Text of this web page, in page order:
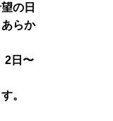
の日
らか
2日〜
。